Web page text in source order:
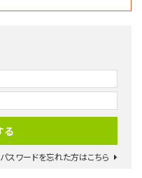
パスワードを忘れた方はこちら